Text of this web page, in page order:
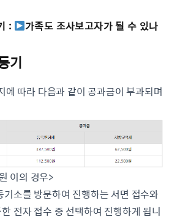
:
가족도 조사보고자가 될 수 있나
기
에 따라 다음과 같이 공과금이 부과되며
이의 경우>
기소를 방문하여 진행하는 서면 접수와
전자 접수 중 선택하여 진행하게 됩니